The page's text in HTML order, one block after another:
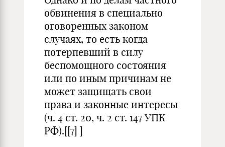
обвинения в специально
оговоренных законом
случаях, то есть когда
потерпевший в силу
беспомощного состояния
или по иным причинам не
может защищать свои
права и законные интересы
(ч. 4 ст. 20, ч. 2 ст. 147 УПК
РФ).[[7] ]